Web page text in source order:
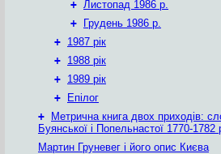
+ Листопад 1986 р.
+
Грудень 1986 р.
+ 1987 рік
+ 1988 рік
+ 1989 рік
+
Епілог
+
Метрична книга двох приходів:
Буянської і Попельнастої 1770-1782
Мартин Груневег і його опис Києва